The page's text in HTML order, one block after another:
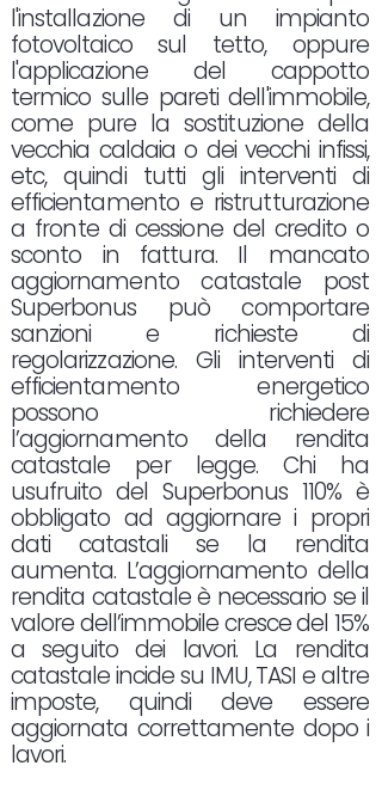
l'installazione di un impianto
fotovoltaico sul tetto, oppure
l'applicazione del cappotto
termico sulle pareti dell'immobile,
come pure la sostituzione della
vecchia caldaia o dei vecchi infissi,
etc, quindi tutti gli interventi di
efficientamento e ristrutturazione
a fronte di cessione del credito o
sconto in fattura. Il mancato
aggiornamento catastale post
Superbonus può comportare
sanzioni e richieste di
regolarizzazione. Gli interventi di
efficientamento energetico
possono richiedere
l’aggiornamento della rendita
catastale per legge. Chi ha
usufruito del Superbonus 110% è
obbligato ad aggiornare i propri
dati catastali se la rendita
aumenta. L’aggiornamento della
rendita catastale è necessario se il
valore dell’immobile cresce del 15%
a seguito dei lavori. La rendita
catastale incide su IMU, TASI e altre
imposte, quindi deve essere
aggiornata correttamente dopo i
lavori.